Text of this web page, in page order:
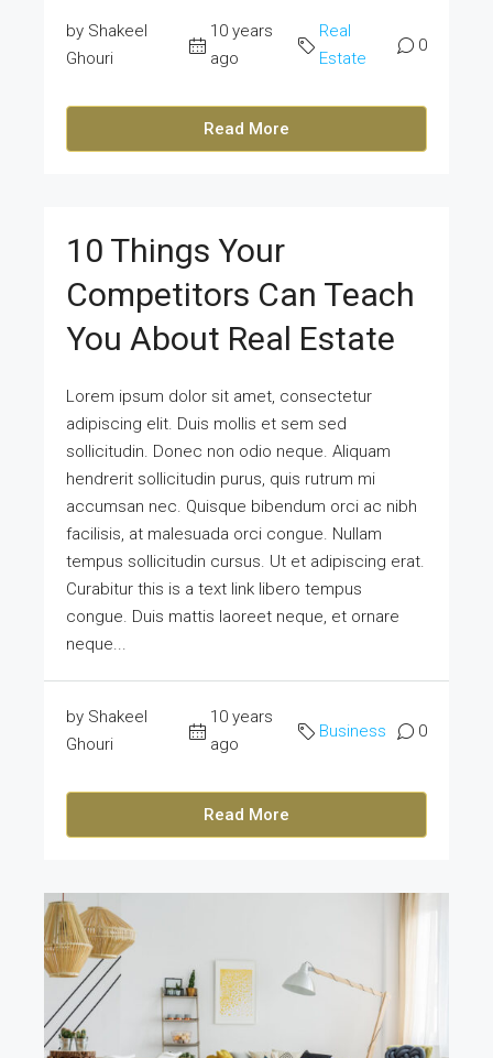
by Shakeel
Ghouri
10 years
ago
Real
Estate
0
Read More
10 Things Your
Competitors Can Teach
You About Real Estate
Lorem ipsum dolor sit amet, consectetur
adipiscing elit. Duis mollis et sem sed
sollicitudin. Donec non odio neque. Aliquam
hendrerit sollicitudin purus, quis rutrum mi
accumsan nec. Quisque bibendum orci ac nibh
facilisis, at malesuada orci congue. Nullam
tempus sollicitudin cursus. Ut et adipiscing erat.
Curabitur this is a text link libero tempus
congue. Duis mattis laoreet neque, et ornare
neque...
by Shakeel
Ghouri
10 years
ago
Business 0
Read More